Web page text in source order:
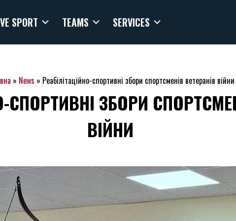
SPORT TEAMS SERVICES
» News » Реабілітаційно-спортивні збори спортсменів ветеранів війни
СПОРТИВНІ ЗБОРИ
ВІЙНИ